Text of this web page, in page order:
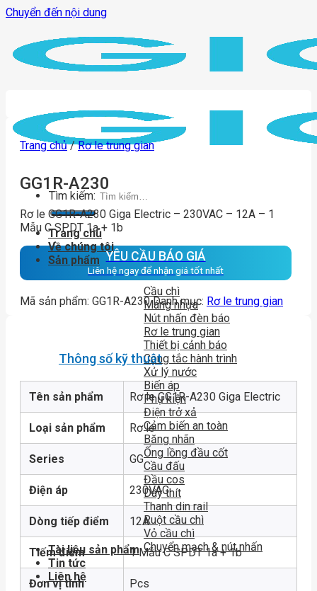
Chuyển đến nội dung
Tìm kiếm:
Trang chủ
Về chúng tôi
Sản phẩm
Cầu chì
Máng nhựa
Nút nhấn đèn báo
Rơ le trung gian
Thiết bị cảnh báo
Công tắc hành trình
Xử lý nước
Biến áp
Phụ kiện
Điện trở xả
Cảm biến an toàn
Băng nhãn
Ống lồng đầu cốt
Cầu đấu
Đầu cos
Dây thít
Thanh din rail
Ruột cầu chì
Vỏ cầu chì
Chuyển mạch & nút nhấn
Tài liệu sản phẩm
Tin tức
Liên hệ
Trang chủ / Rơ le trung gian
GG1R-A230
Rơ le GG1R-A230 Giga Electric – 230VAC – 12A – 1
Mẫu C SPDT 1a + 1b
YÊU CẦU BÁO GIÁ
Liên hệ ngay để nhận giá tốt nhất
Mã sản phẩm: GG1R-A230 Danh mục: Rơ le trung gian
Thông số kỹ thuật
Tên sản phẩm Rơ le GG1R-A230 Giga Electric
Loại sản phẩm Rơ le
Series GG
Điện áp 230VAC
Dòng tiếp điểm 12A
Tiếm điểm 1 Mẫu C SPDT 1a + 1b
Đơn vị tính Pcs